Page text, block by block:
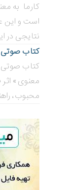
کارما به
است و این
نتایجی در
کتاب صوتی
کتاب صوتی
معنوی»
محبوب،